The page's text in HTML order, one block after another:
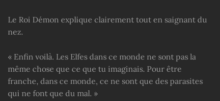
Le Roi Démon explique clairement tout en saignant du
nez.
« Enfin voilà. Les Elfes dans ce monde ne sont pas la
même chose que ce que tu imaginais. Pour être
franche, dans ce monde, ce ne sont que des parasites
qui ne font que du mal. »